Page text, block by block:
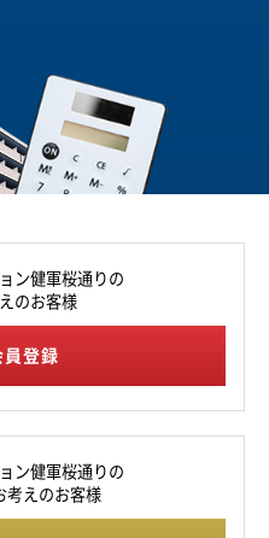
ン健軍桜通りの
のお客様
員登録
ン健軍桜通りの
考えのお客様